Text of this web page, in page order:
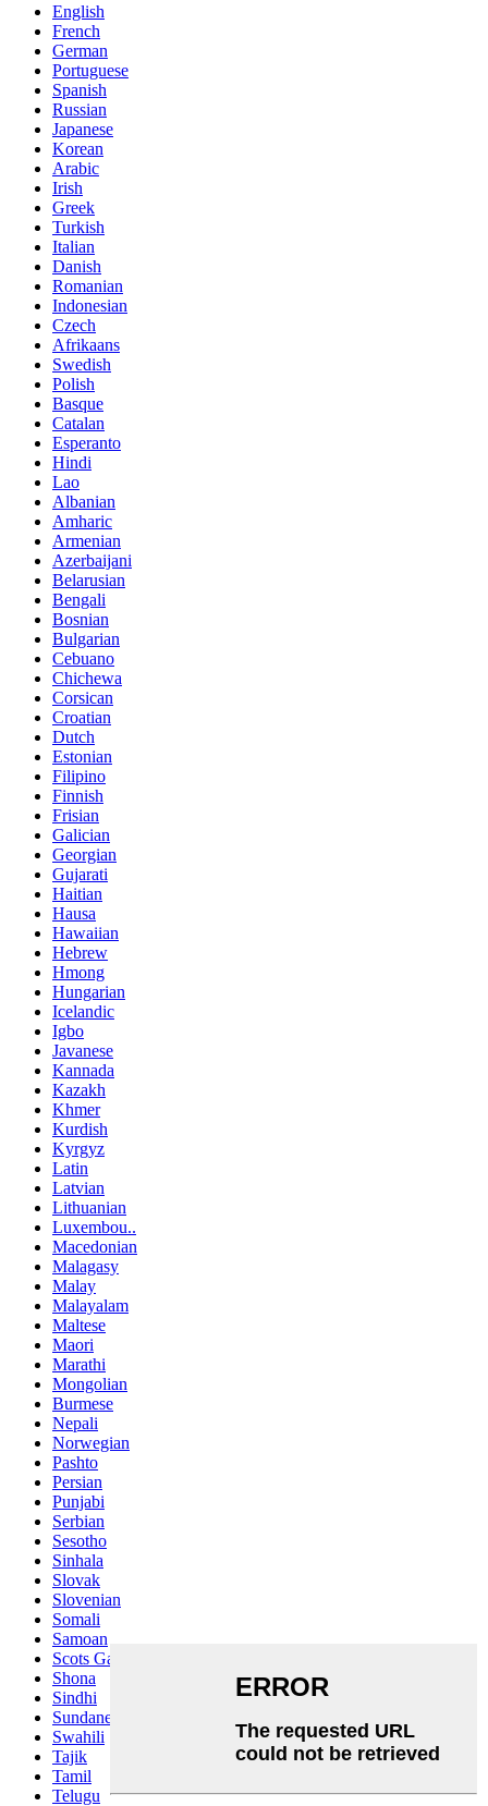
English
French
German
Portuguese
Spanish
Russian
Japanese
Korean
Arabic
Irish
Greek
Turkish
Italian
Danish
Romanian
Indonesian
Czech
Afrikaans
Swedish
Polish
Basque
Catalan
Esperanto
Hindi
Lao
Albanian
Amharic
Armenian
Azerbaijani
Belarusian
Bengali
Bosnian
Bulgarian
Cebuano
Chichewa
Corsican
Croatian
Dutch
Estonian
Filipino
Finnish
Frisian
Galician
Georgian
Gujarati
Haitian
Hausa
Hawaiian
Hebrew
Hmong
Hungarian
Icelandic
Igbo
Javanese
Kannada
Kazakh
Khmer
Kurdish
Kyrgyz
Latin
Latvian
Lithuanian
Luxembou..
Macedonian
Malagasy
Malay
Malayalam
Maltese
Maori
Marathi
Mongolian
Burmese
Nepali
Norwegian
Pashto
Persian
Punjabi
Serbian
Sesotho
Sinhala
Slovak
Slovenian
Somali
Samoan
Scots Gaelic
Shona
Sindhi
Sundanese
Swahili
Tajik
Tamil
Telugu